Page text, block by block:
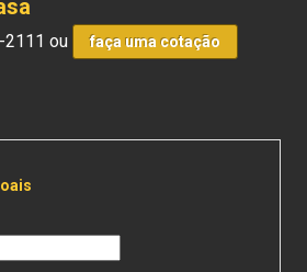
2111 ou faça uma cotação